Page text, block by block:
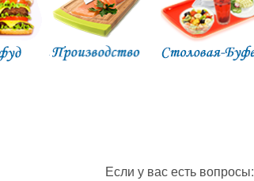
Если у вас есть вопросы: